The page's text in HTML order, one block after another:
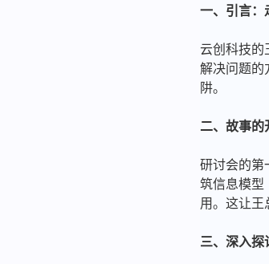
一、引言：
云创科技的
解决问题的
阱。
二、故事的
研讨会的第
筑信息模型
用。这让王
三、深入探